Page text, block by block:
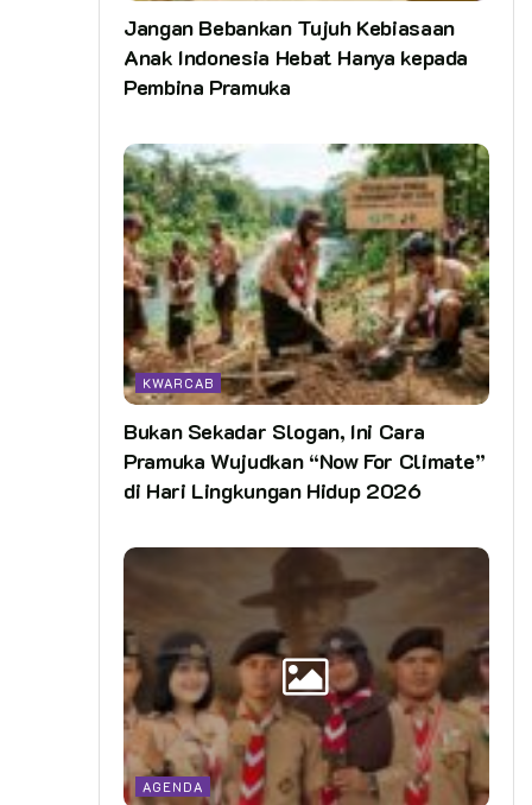
Jangan Bebankan Tujuh Kebiasaan
Anak Indonesia Hebat Hanya kepada
Pembina Pramuka
KWARCAB
Bukan Sekadar Slogan, Ini Cara
Pramuka Wujudkan “Now For Climate”
di Hari Lingkungan Hidup 2026
AGENDA